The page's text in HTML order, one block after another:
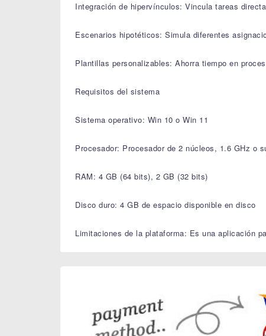
Integración de hipervínculos: Vincula tareas
Escenarios hipotéticos: Simula diferentes
Plantillas personalizables: Ahorra tiempo en
Requisitos del sistema
Sistema operativo: Win 10 o Win 11
Procesador: Procesador de 2 núcleos, 1.6 GHz o
RAM: 4 GB (64 bits), 2 GB (32 bits)
Disco duro: 4 GB de espacio disponible en disco
Limitaciones de la plataforma: Es una aplicación